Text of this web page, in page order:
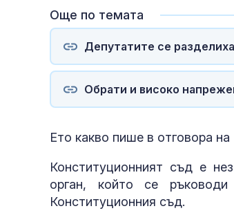
Още по темата
Депутатите се
Обрати и високо
Ето какво пише в отговора на
Конституционният съд е
орган, който се
Конституционния съд.